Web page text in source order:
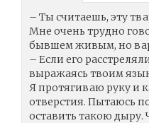
– Ты считаешь, эту
Мне очень трудно
бывшем живым, но
– Если его
выражаясь твоим
Я протягиваю руку и
отверстия. Пытаюсь
оставить такою дыру.